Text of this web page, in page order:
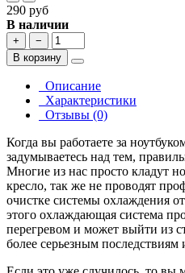
290 руб
В наличии
+
−
В корзину
Описание
Характеристики
Отзывы (0)
Когда вы работаете за
задумываетесь над тем,
Многие из нас просто кладут
кресло, так же не проводят
очистке системы охлаждения
этого охлаждающая система
перегревом и может выйти из
более серьезным